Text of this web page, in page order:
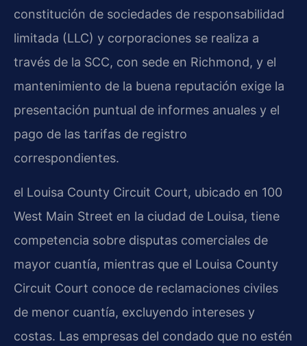
constitución de sociedades de responsabilidad
limitada (LLC) y corporaciones se realiza a
través de la SCC, con sede en Richmond, y el
mantenimiento de la buena reputación exige la
presentación puntual de informes anuales y el
pago de las tarifas de registro
correspondientes.
el Louisa County Circuit Court, ubicado en 100
West Main Street en la ciudad de Louisa, tiene
competencia sobre disputas comerciales de
mayor cuantía, mientras que el Louisa County
Circuit Court conoce de reclamaciones civiles
de menor cuantía, excluyendo intereses y
costas. Las empresas del condado que no estén